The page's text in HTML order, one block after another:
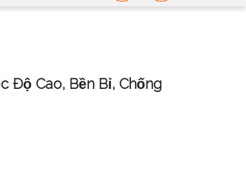
Độ Cao, Bền Bỉ, Chống